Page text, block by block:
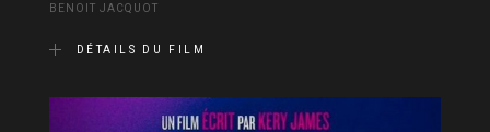
BENOIT JACQUOT
DÉTAILS DU FILM